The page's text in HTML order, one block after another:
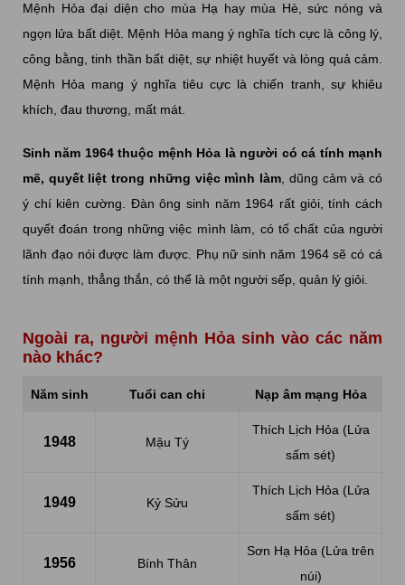
Mệnh Hỏa đại diện cho mùa Hạ hay mùa Hè, sức nóng và
ngọn lửa bất diệt. Mệnh Hỏa mang ý nghĩa tích cực là công lý,
công bằng, tinh thần bất diệt, sự nhiệt huyết và lòng quả cảm.
Mệnh Hỏa mang ý nghĩa tiêu cực là chiến tranh, sự khiêu
khích, đau thương, mất mát.
Sinh năm 1964 thuộc mệnh Hỏa là người có cá tính mạnh
mẽ, quyết liệt trong những việc mình làm, dũng cảm và có
ý chí kiên cường. Đàn ông sinh năm 1964 rất giỏi, tính cách
quyết đoán trong những việc mình làm, có tố chất của người
lãnh đạo nói được làm được. Phụ nữ sinh năm 1964 sẽ có cá
tính mạnh, thẳng thắn, có thể là một người sếp, quản lý giỏi.
Ngoài ra, người mệnh Hỏa sinh vào các năm
nào khác?
Năm sinh Tuổi can chi Nạp âm mạng Hỏa
1948 Mậu Tý
Thích Lịch Hỏa (Lửa
sấm sét)
1949 Kỷ Sửu
Thích Lịch Hỏa (Lửa
sấm sét)
1956 Bính Thân
Sơn Hạ Hỏa (Lửa trên
núi)